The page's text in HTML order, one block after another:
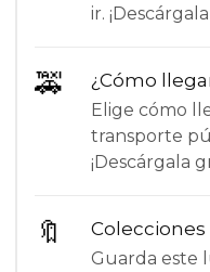
ir.
🚕 ¿Cómo
Elige cómo
transporte
¡Descárgala
🔖 Colecciones
Guarda este